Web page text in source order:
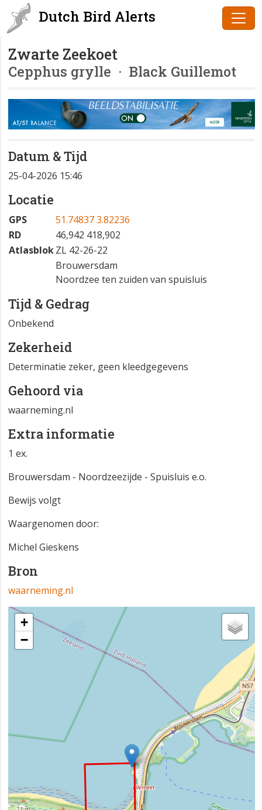
Dutch Bird Alerts
Zwarte Zeekoet
Cepphus grylle · Black Guillemot
Datum & Tijd
25-04-2026 15:46
Locatie
GPS
51.74837 3.82236
RD
46,942 418,902
AtlasblokZL 42-26-22
Brouwersdam
Noordzee ten zuiden van spuisluis
Tijd & Gedrag
Onbekend
Zekerheid
Determinatie zeker, geen kleedgegevens
Gehoord via
waarneming.nl
Extra informatie
1 ex.
Brouwersdam - Noordzeezijde - Spuisluis e.o.
Bewijs volgt
Waargenomen door:
Michel Gieskens
Bron
waarneming.nl
+
−